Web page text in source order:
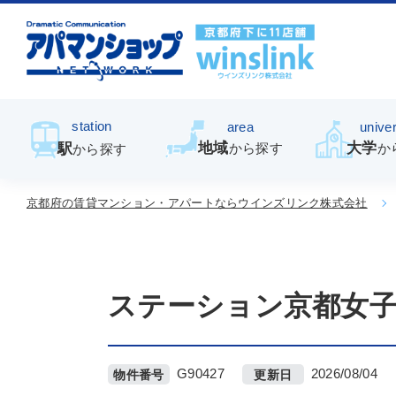
station
駅から探す
area
地域から探す 大学か
京都府の賃貸マンション・アパートならウインズリンク株式会社
ステーション京都女
物件番号 G90427 更新日 2026/08/04